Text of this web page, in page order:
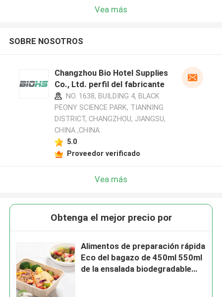
Vea más
SOBRE NOSOTROS
Changzhou Bio Hotel Supplies
Co., Ltd. perfil del fabricante
NO. 1638, BUILDING 4, BLACK
PEONY SCIENCE PARK, TIANNING
DISTRICT, CHANGZHOU, JIANGSU,
CHINA ,CHINA
5.0
Proveedor verificado
Vea más
Obtenga el mejor precio por
Alimentos de preparación rápida
Eco del bagazo de 450ml 550ml
de la ensalada biodegradable